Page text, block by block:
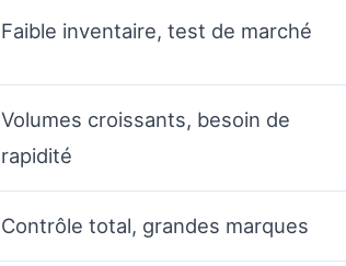
Faible inventaire, test de marché
Volumes croissants, besoin de
rapidité
Contrôle total, grandes marques